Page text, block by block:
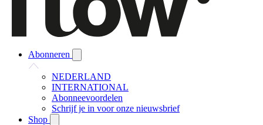
Abonneren
NEDERLAND
INTERNATIONAL
Abonneevoordelen
Schrijf je in voor onze nieuwsbrief
Shop